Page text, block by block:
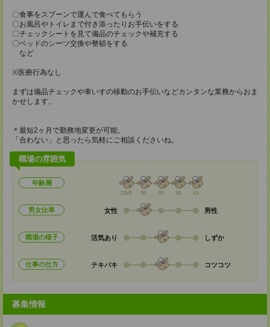
〇食事をスプーンで運んで食べてもらう
〇お風呂やトイレまで付き添ったりお手伝いをする
〇チェックシートを見て備品のチェックや補充する
〇ベッドのシーツ交換や整頓をする
など
※医療行為なし
まずは備品チェックや車いすの移動のお手伝いなどカンタンな業務からおま
かせします。
＊最短2ヶ月で勤務地変更が可能。
「合わない」と思ったら気軽にご相談くださいね。
職場の雰囲気
年齢層
20代 30 40 50 60
男女比率 女性 男性
職場の様子 活気あり しずか
仕事の仕方 テキパキ コツコツ
募集情報